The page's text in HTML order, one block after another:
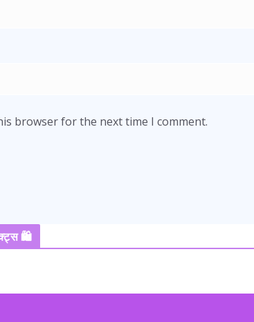
browser for the next time I comment.
🛍️